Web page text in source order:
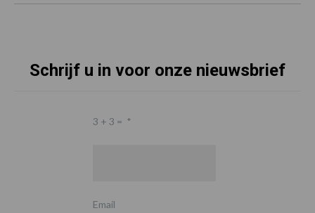
Schrijf u in voor onze nieuwsbrief
3 + 3 = *
Email